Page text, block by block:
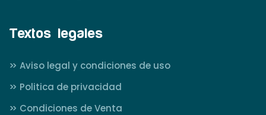
Textos legales
>> Aviso legal y condiciones de uso
>> Politica de privacidad
>> Condiciones de Venta